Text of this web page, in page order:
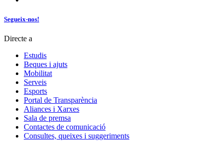
Segueix-nos!
Directe a
Estudis
Beques i ajuts
Mobilitat
Serveis
Esports
Portal de Transparència
Aliances i Xarxes
Sala de premsa
Contactes de comunicació
Consultes, queixes i suggeriments